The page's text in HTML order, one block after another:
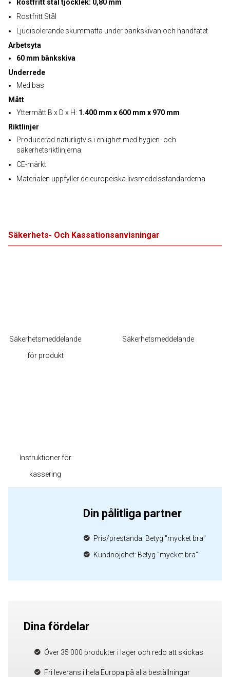
Rostfritt stål tjocklek: 0,80 mm
Rostfritt Stål
Ljudisolerande skummatta under bänkskivan och handfatet
Arbetsyta
60 mm bänkskiva
Underrede
Med bas
Mått
Yttermått B x D x H: 1.400 mm x 600 mm x 970 mm
Riktlinjer
Producerad naturligtvis i enlighet med hygien- och
säkerhetsriktlinjerna.
CE-märkt
Materialen uppfyller de europeiska livsmedelsstandarderna
Säkerhets- Och Kassationsanvisningar
Säkerhetsmeddelande
för produkt
Säkerhetsmeddelande
Instruktioner för
kassering
Din pålitliga partner
Pris/prestanda: Betyg "mycket bra"
Kundnöjdhet: Betyg "mycket bra"
Dina fördelar
Över 35 000 produkter i lager och redo att skickas
Fri leverans i hela Europa på alla beställningar